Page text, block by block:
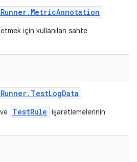
Runner. MetricAnnotation
için kullanılan sahte
Runner. TestLogData
ve TestRule işaretlemelerinin